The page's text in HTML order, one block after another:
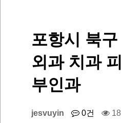
포항시 북
외과 치과
부인과
jesvuyin 0건